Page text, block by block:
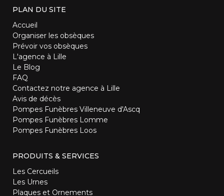
PLAN DU SITE
Accueil
Organiser les obsèques
Prévoir vos obsèques
L'agence à Lille
Le Blog
FAQ
Contactez notre agence à Lille
Avis de décès
Pompes Funèbres Villeneuve d'Ascq
Pompes Funèbres Lomme
Pompes Funèbres Loos
PRODUITS & SERVICES
Les Cercueils
Les Urnes
Plaques et Ornements